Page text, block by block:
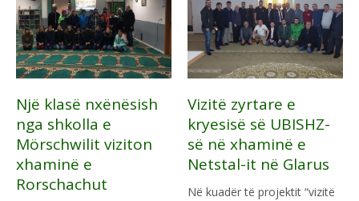
Një klasë nxënësish
nga shkolla e
Mörschwilit viziton
xhaminë e
Rorschachut
Vizitë zyrtare e
kryesisë së UBISHZ-
së në xhaminë e
Netstal-it në Glarus
Në kuadër të projektit “vizitë